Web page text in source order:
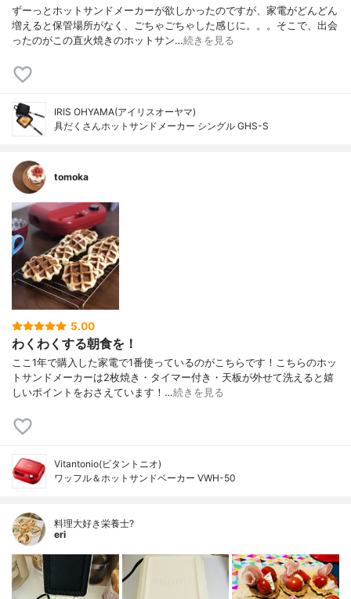
ずーっとホットサンドメーカーが欲しかったのですが、家電がどんどん
増えると保管場所がなく、ごちゃごちゃした感じに。。。そこで、出会
ったのがこの直火焼きのホットサン…続きを見る
IRIS OHYAMA(アイリスオーヤマ)
具だくさんホットサンドメーカー シングル GHS-S
tomoka
5.00
わくわくする朝食を！
ここ1年で購入した家電で1番使っているのがこちらです！こちらのホッ
トサンドメーカーは2枚焼き・タイマー付き・天板が外せて洗えると嬉
しいポイントをおさえています！…続きを見る
Vitantonio(ビタントニオ)
ワッフル＆ホットサンドベーカー VWH-50
料理大好き栄養士?
eri